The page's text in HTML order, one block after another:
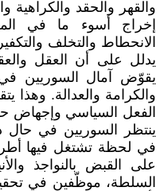
والقهر والحقد
إخراج أسوء ما في
الانحطاط والتخلف
يدلل على أن العقل
يقوّض آمال السوريين في
والكرامة والعدالة. وهذا
الفعل السياسي وإجهاض
ينتظر السوريين في حال
في لحظة تشتغل فيها
على القبض بالنواجذ
السلطة، موظّفين في